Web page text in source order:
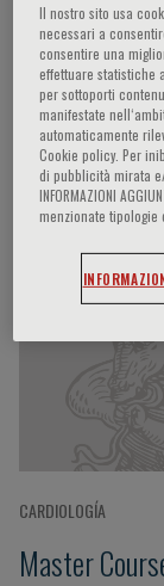
Naoki Sato
CARDIOLOGÍA
Master
Il nostro sito usa
necessari a
consentire una
effettuare statistiche
per sottoporti
manifestate
automaticamente
Cookie policy. Per
di pubblicità mirata
INFORMAZIONI
menzionate tipologie